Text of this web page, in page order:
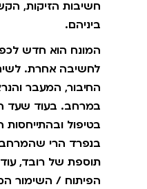
חשיבות הזיקות,
ביניהם.
המונח הוא חדש
לחשיבה אחרת.
החיבור, המעבר
במרחב. בעוד שעד
בטיפול
בנפרד הרי שהמרחב
תוספת של רובד,
הפיתוח / השימור